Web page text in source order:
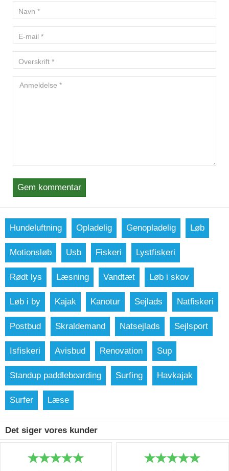
Gem kommentar
Hundeluftning Opladelig Genopladelig Løb
Motionsløb Usb Fiskeri Lystfiskeri
Rødt lys Læsning Vandtæt Løb i skov
Løb i by Kajak Kanotur Sejlads Natfiskeri
Postbud Skraldemand Natsejlads Sejlsport
Isfiskeri Avisbud Renovation Sup
Standup paddleboarding Surfing Havkajak
Surfer Læse
Det siger vores kunder